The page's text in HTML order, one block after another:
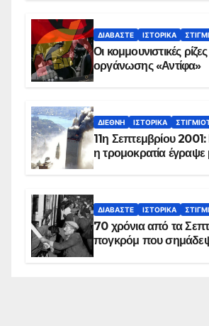
ΔΙΑΒΆΣΤΕ ΙΣΤΟΡΙΚΆ
Οι κομμουνιστικές
οργάνωσης «Αντίφα»
ΔΙΕΘΝΉ ΙΣΤΟΡΙΚΆ
11η Σεπτεμβρίου
η τρομοκρατία έγραψε
ΔΙΑΒΆΣΤΕ ΙΣΤΟΡΙΚΆ
70 χρόνια από τα
πογκρόμ που